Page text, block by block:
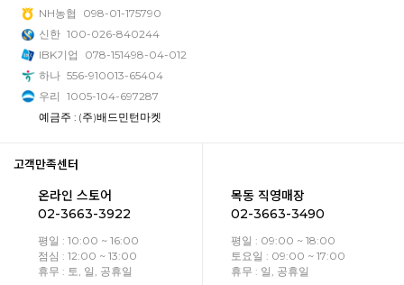
NH농협
098-01-175790
신한 100-026-840244
IBK기업
078-151498-04-012
하나 556-910013-65404
우리 1005-104-697287
예금주 : (주)배드민턴마켓
고객만족센터
온라인 스토어
02-3663-3922
평일 : 10:00 ~ 16:00
점심 : 12:00 ~ 13:00
휴무 : 토, 일, 공휴일
목동 직영매장
02-3663-3490
평일 : 09:00 ~ 18:00
토요일 : 09:00 ~ 17:00
휴무 : 일, 공휴일